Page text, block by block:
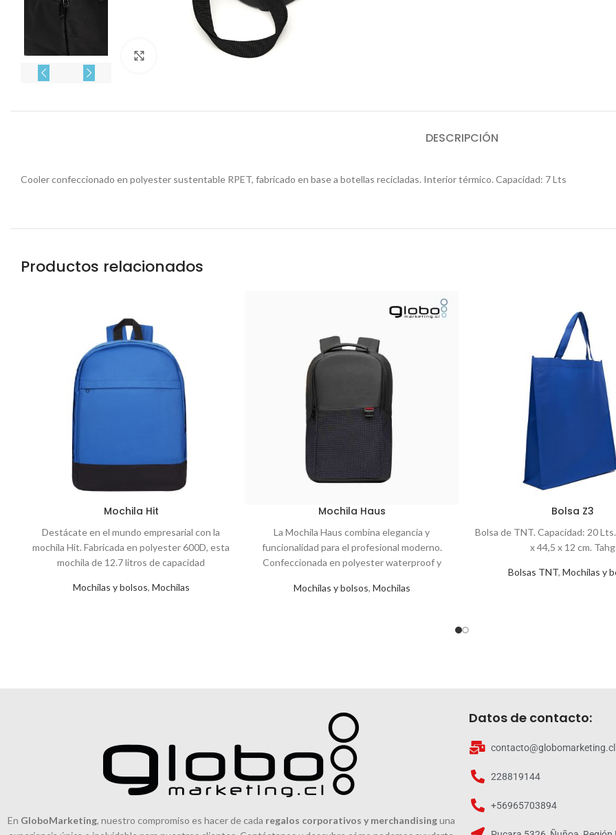
DESCRIPCIÓN
Cooler confeccionado en polyester sustentable RPET, fabricado en base a botellas recicladas. Interior térmico. Capacidad: 7 Lts
Productos relacionados
Mochila Hit
Mochilas y bolsos, Mochilas
Destácate en el mundo empresarial con la
mochila Hit. Fabricada en polyester 600D, esta
mochila de 12.7 litros de capacidad
Mochila Haus
Mochilas y bolsos, Mochilas
La Mochila Haus combina elegancia y
funcionalidad para el profesional moderno.
Confeccionada en polyester waterproof y
ofrece compartimentos seguros para
Bolsa Z3
Bolsas TNT, Mochilas y
Bolsa de TNT. Capacidad: 20
x 44,5 x 12 cm. Tahg
En GloboMarketing, nuestro compromiso es hacer de cada regalos corporativos y merchandisinguna
Datos de contacto:
contacto@globomarketing.cl
228819144
+56965703894